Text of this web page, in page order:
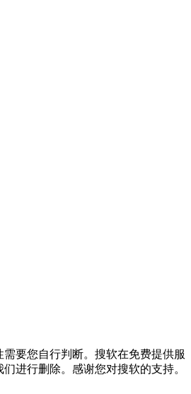
要您自行判断。搜软在免费提供服
进行删除。感谢您对搜软的支持。